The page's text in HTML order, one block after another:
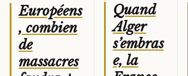
Européens
, combien
de
massacres
Quand
Alger
s’embras
e, la